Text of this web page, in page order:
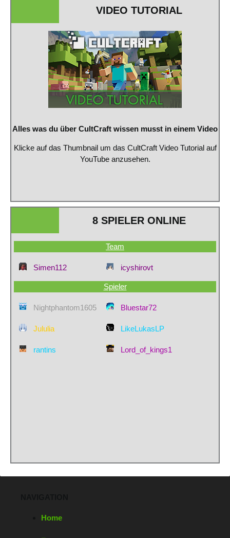
VIDEO TUTORIAL
Alles was du über CultCraft wissen musst in einem Video
Klicke auf das Thumbnail um das CultCraft Video Tutorial auf
YouTube anzusehen.
8 SPIELER ONLINE
Team
Simen112 icyshirovt
Spieler
Nightphantom1605 Bluestar72
Jululia LikeLukasLP
rantins Lord_of_kings1
Home